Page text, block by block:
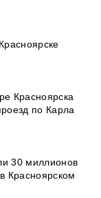
Красноярска
по Карла
30 миллионов
Красноярском